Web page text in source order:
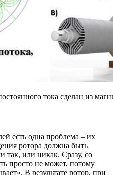
тока сделан из
есть одна проблема – их
ротора должна быть
так, или никак. Сразу, со
просто не может, потому
В результате ротор, при